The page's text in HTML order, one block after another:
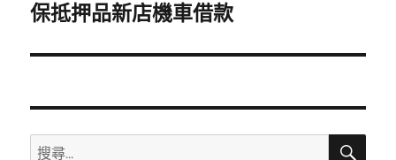
一
文
保抵押品新店機車借款
搜
搜